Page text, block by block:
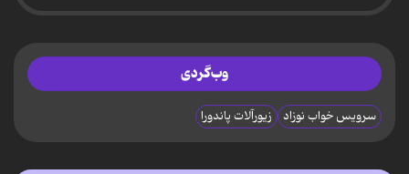
وب‌گردی
سرویس خواب نوزاد زیورآلات پاندورا